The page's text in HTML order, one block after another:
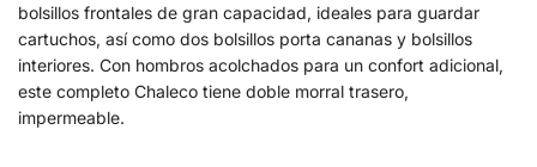
bolsillos frontales de gran capacidad, ideales para guardar
cartuchos, así como dos bolsillos porta cananas y bolsillos
interiores. Con hombros acolchados para un confort adicional,
este completo Chaleco tiene doble morral trasero,
impermeable.